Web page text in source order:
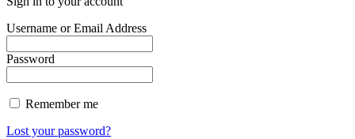
Username or Email Address
Password
Remember me
Lost your password?